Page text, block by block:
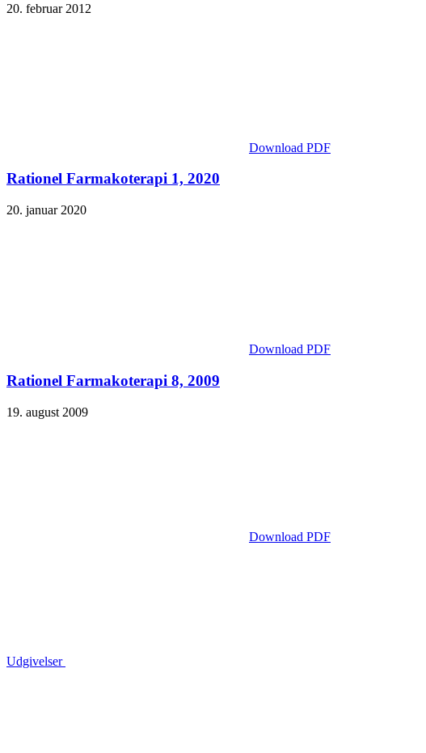
20. februar 2012
Download PDF
Rationel Farmakoterapi 1, 2020
20. januar 2020
Download PDF
Rationel Farmakoterapi 8, 2009
19. august 2009
Download PDF
Udgivelser